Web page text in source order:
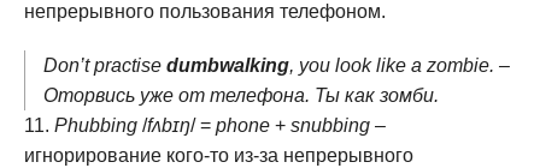
непрерывного пользования телефоном.
Don’t practise dumbwalking, you look like a zombie. –
Оторвись уже от телефона. Ты как зомби.
Phubbing /fʌbɪŋ/ = phone + snubbing –
игнорирование кого-то из-за непрерывного